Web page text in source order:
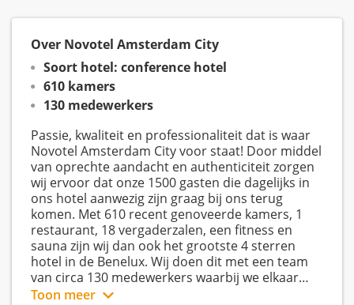
Over Novotel Amsterdam City
Soort hotel: conference hotel
610 kamers
130 medewerkers
Passie, kwaliteit en professionaliteit dat is waar
Novotel Amsterdam City voor staat! Door middel
van oprechte aandacht en authenticiteit zorgen
wij ervoor dat onze 1500 gasten die dagelijks in
ons hotel aanwezig zijn graag bij ons terug
komen. Met 610 recent genoveerde kamers, 1
restaurant, 18 vergaderzalen, een fitness en
sauna zijn wij dan ook het grootste 4 sterren
hotel in de Benelux. Wij doen dit met een team
van circa 130 medewerkers waarbij we elkaar
kennen, informeel met elkaar omgaan en naast
Toon meer